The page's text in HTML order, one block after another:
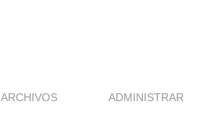
ARCHIVOS ADMINISTRAR